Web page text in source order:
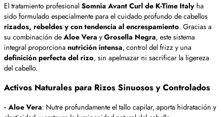
El tratamiento profesionalSomnia Avant Curl de K-Time Italy ha
sido formulado especialmente para el cuidado profundo de cabellos
rizados, rebeldes y con tendencia al encrespamiento. Gracias a
su combinación deAloe Vera yGrosella Negra, este sistema
integral proporcionanutrición intensa, control del frizz y una
definición perfecta del rizo, sin apelmazar ni sacrificar la ligereza
del cabello.
Activos Naturales para Rizos Sinuosos y Controlados
· Aloe Vera: Nutre profundamente el tallo capilar, aporta hidratación y